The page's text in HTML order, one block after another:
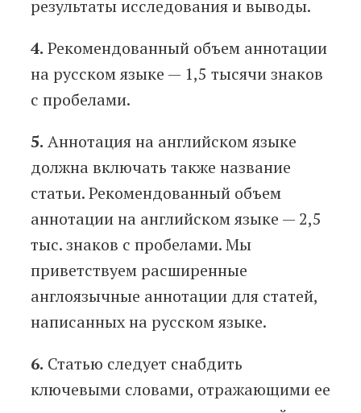
результаты исследования и выводы.
4. Рекомендованный объем аннотации
на русском языке — 1,5 тысячи знаков
с пробелами.
5. Аннотация на английском языке
должна включать также название
статьи. Рекомендованный объем
аннотации на английском языке — 2,5
тыс. знаков с пробелами. Мы
приветствуем расширенные
англоязычные аннотации для статей,
написанных на русском языке.
6. Статью следует снабдить
ключевыми словами, отражающими ее